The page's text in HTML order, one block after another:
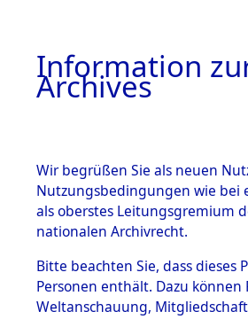
BESTÄNDE
1.
Inhaftierungsdoku
mente
1.2.9 Beim ITS
Information
Archives
Wir begrüßen Sie als neuen
Nutzungsbedingungen wie bei
als oberstes Leitungsgremium
nationalen Archivrecht.
Bitte beachten Sie, dass
Personen enthält. Dazu
Weltanschauung,